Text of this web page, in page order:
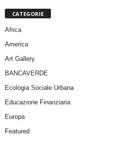
CATEGORIE
Africa
America
Art Gallery
BANCAVERDE
Ecologia Sociale Urbana
Educazione Finanziaria
Europa
Featured